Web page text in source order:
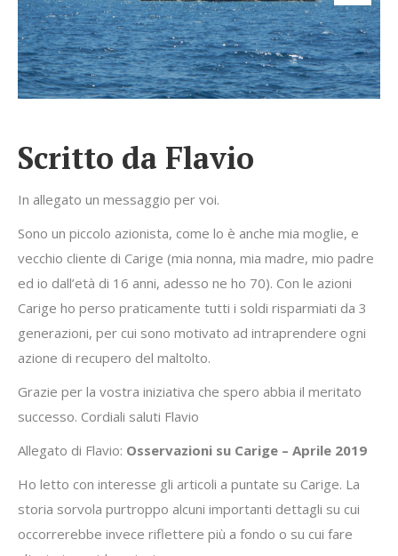
Scritto da Flavio
In allegato un messaggio per voi.
Sono un piccolo azionista, come lo è anche mia moglie, e
vecchio cliente di Carige (mia nonna, mia madre, mio padre
ed io dall’età di 16 anni, adesso ne ho 70). Con le azioni
Carige ho perso praticamente tutti i soldi risparmiati da 3
generazioni, per cui sono motivato ad intraprendere ogni
azione di recupero del maltolto.
Grazie per la vostra iniziativa che spero abbia il meritato
successo. Cordiali saluti Flavio
Allegato di Flavio: Osservazioni su Carige – Aprile 2019
Ho letto con interesse gli articoli a puntate su Carige. La
storia sorvola purtroppo alcuni importanti dettagli su cui
occorrerebbe invece riflettere più a fondo o su cui fare